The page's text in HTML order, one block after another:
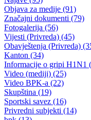
SSŠ “Džemal Bijedić” -
usluga obuke za sticanje
23.07.2020